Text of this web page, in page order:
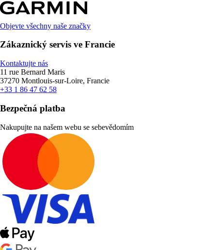
Objevte všechny naše značky
Zákaznický servis ve Francie
Kontaktujte nás
11 rue Bernard Maris
37270 Montlouis-sur-Loire, Francie
+33 1 86 47 62 58
Bezpečná platba
Nakupujte na našem webu se sebevědomím